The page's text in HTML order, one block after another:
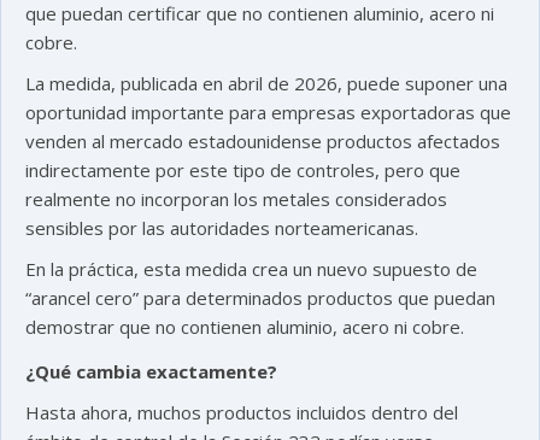
que puedan certificar que no contienen aluminio, acero ni
cobre.
La medida, publicada en abril de 2026, puede suponer una
oportunidad importante para empresas exportadoras que
venden al mercado estadounidense productos afectados
indirectamente por este tipo de controles, pero que
realmente no incorporan los metales considerados
sensibles por las autoridades norteamericanas.
En la práctica, esta medida crea un nuevo supuesto de
“arancel cero” para determinados productos que puedan
demostrar que no contienen aluminio, acero ni cobre.
¿Qué cambia exactamente?
Hasta ahora, muchos productos incluidos dentro del